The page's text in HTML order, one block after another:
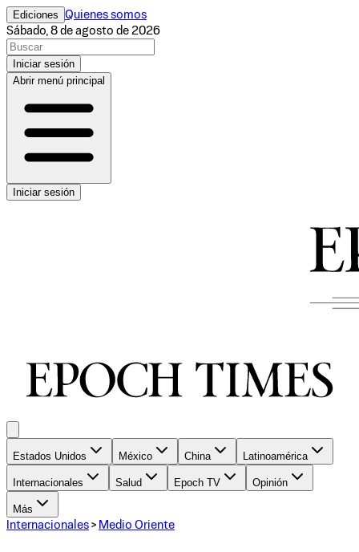
Ediciones Quienes somos
Sábado, 8 de agosto de 2026
Iniciar sesión
Abrir menú principal
Iniciar sesión
Estados Unidos México China Latinoamérica
Internacionales Salud Epoch TV Opinión
Más
Internacionales > Medio Oriente